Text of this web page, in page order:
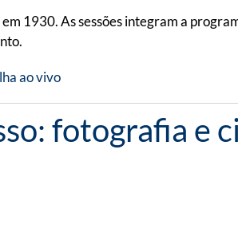
1930. As sessões integram a
ao vivo
fotografia e